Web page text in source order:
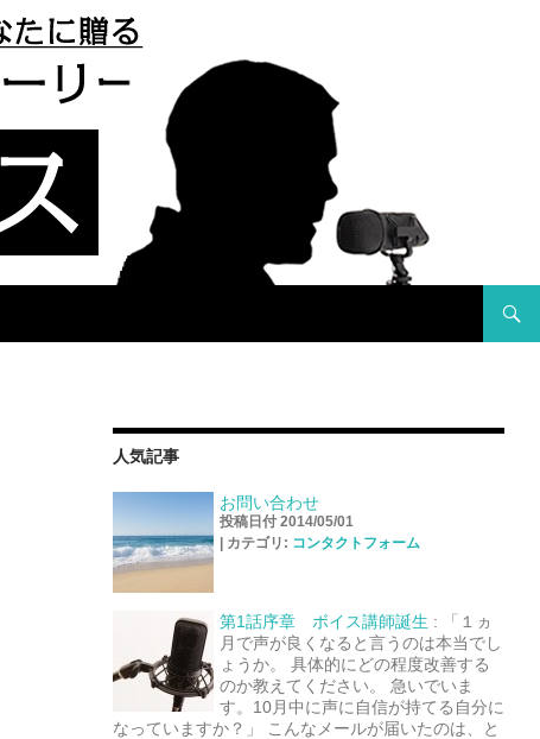
人気記事
お問い合わせ
投稿日付 2014/05/01
カテゴリ: コンタクトフォーム
第1話序章 ボイス講師誕生 :
「１ヵ
月で声が良くなると言うのは本当でし
ょうか。 具体的にどの程度改善する
のか教えてください。 急いでいま
す。10月中に声に自信が持てる自分に
なっていますか？」 こんなメールが届いたのは、と